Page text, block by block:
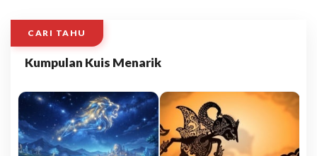
CARI TAHU
Kumpulan Kuis Menarik